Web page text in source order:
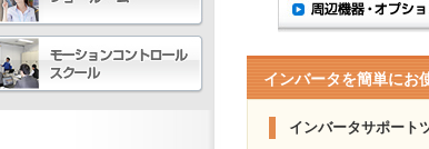
インバータを簡単にお
インバータサポート